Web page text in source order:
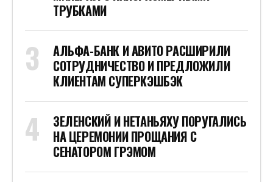
ТРУБКАМИ
АЛЬФА-БАНК И АВИТО РАСШИРИЛИ
СОТРУДНИЧЕСТВО И ПРЕДЛОЖИЛИ
КЛИЕНТАМ СУПЕРКЭШБЭК
ЗЕЛЕНСКИЙ И НЕТАНЬЯХУ ПОРУГАЛИСЬ
НА ЦЕРЕМОНИИ ПРОЩАНИЯ С
СЕНАТОРОМ ГРЭМОМ